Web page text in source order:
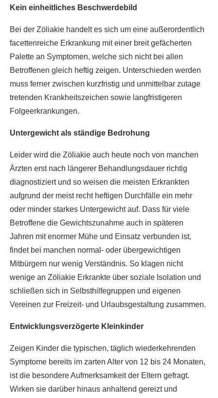
Kein einheitliches Beschwerdebild
Bei der Zöliakie handelt es sich um eine außerordentlich
facettenreiche Erkrankung mit einer breit gefächerten
Palette an Symptomen, welche sich nicht bei allen
Betroffenen gleich heftig zeigen. Unterschieden werden
muss ferner zwischen kurzfristig und unmittelbar zutage
tretenden Krankheitszeichen sowie langfristigeren
Folgeerkrankungen.
Untergewicht als ständige Bedrohung
Leider wird die Zöliakie auch heute noch von manchen
Ärzten erst nach längerer Behandlungsdauer richtig
diagnostiziert und so weisen die meisten Erkrankten
aufgrund der meist recht heftigen Durchfälle ein mehr
oder minder starkes Untergewicht auf. Dass für viele
Betroffene die Gewichtszunahme auch in späteren
Jahren mit enormer Mühe und Einsatz verbunden ist,
findet bei manchen normal- oder übergewichtigen
Mitbürgern nur wenig Verständnis. So klagen nicht
wenige an Zöliakie Erkrankte über soziale Isolation und
schließen sich in Selbsthilfegruppen und eigenen
Vereinen zur Freizeit- und Urlaubsgestaltung zusammen.
Entwicklungsverzögerte Kleinkinder
Zeigen Kinder die typischen, täglich wiederkehrenden
Symptome bereits im zarten Alter von 12 bis 24 Monaten,
ist die besondere Aufmerksamkeit der Eltern gefragt.
Wirken sie darüber hinaus anhaltend gereizt und